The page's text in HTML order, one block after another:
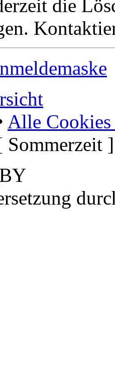
die
Alle Cookies
]